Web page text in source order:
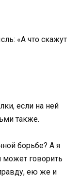
«А что скажут
если на ней
также.
борьбе? А я
говорить
ею же и